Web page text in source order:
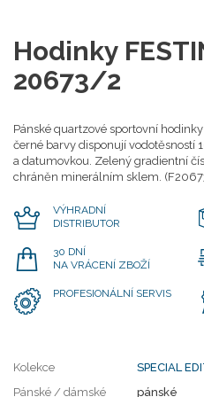
Hodinky
20673/2
Pánské quartzové sportovní
černé barvy disponují vodotěsností
a datumovkou. Zelený gradientní
chráněn minerálním sklem.
VÝHRADNÍ
DISTRIBUTOR
30 DNÍ
NA VRÁCENÍ ZBOŽÍ
PROFESIONÁLNÍ SERVIS
Kolekce
SPECIAL
Pánské / dámské
pánské